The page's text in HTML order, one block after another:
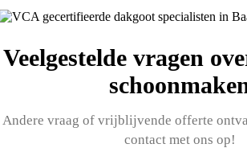
Veelgestelde vragen
Andere vraag of vrijblijvende offerte
contact met ons op!